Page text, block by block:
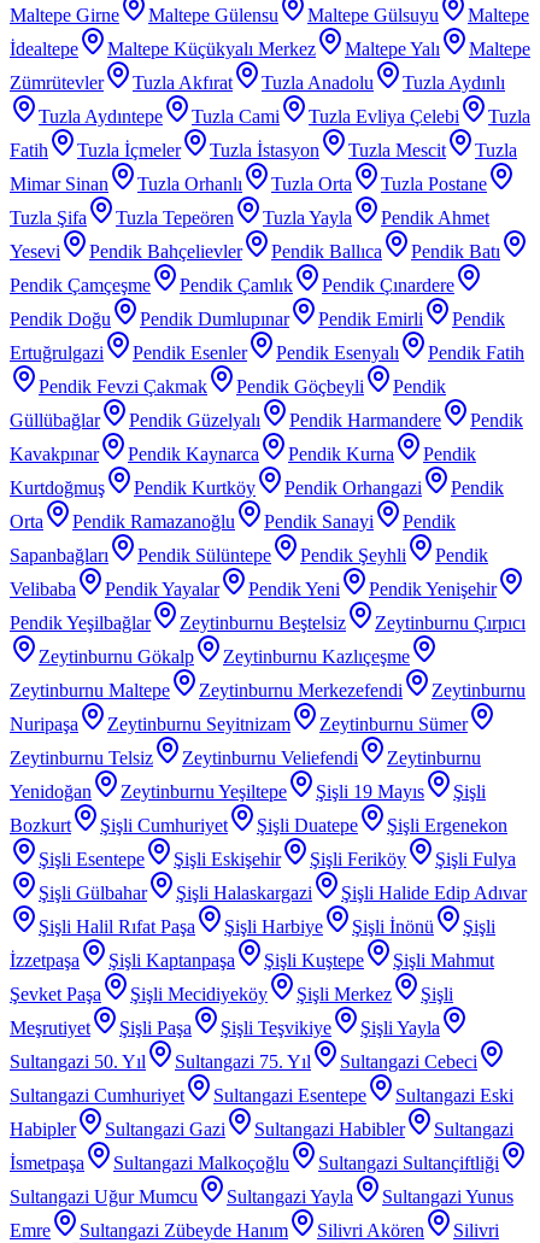
Maltepe Girne
Maltepe Gülensu Maltepe Gülsuyu
Maltepe
İdealtepe
Maltepe Küçükyalı Merkez Maltepe Yalı
Maltepe
Zümrütevler
Tuzla Akfırat Tuzla Anadolu
Tuzla Aydınlı
Tuzla Aydıntepe
Tuzla Cami Tuzla Evliya Çelebi
Tuzla
Fatih
Tuzla İçmeler Tuzla İstasyon Tuzla Mescit
Tuzla
Mimar Sinan
Tuzla Orhanlı Tuzla Orta
Tuzla Postane
Tuzla Şifa
Tuzla Tepeören Tuzla Yayla
Pendik Ahmet
Yesevi
Pendik Bahçelievler Pendik Ballıca
Pendik Batı
Pendik Çamçeşme
Pendik Çamlık
Pendik Çınardere
Pendik Doğu
Pendik Dumlupınar Pendik Emirli
Pendik
Ertuğrulgazi
Pendik Esenler Pendik Esenyalı
Pendik Fatih
Pendik Fevzi Çakmak
Pendik Göçbeyli
Pendik
Güllübağlar
Pendik Güzelyalı Pendik Harmandere
Pendik
Kavakpınar
Pendik Kaynarca Pendik Kurna
Pendik
Kurtdoğmuş
Pendik Kurtköy Pendik Orhangazi
Pendik
Orta
Pendik Ramazanoğlu Pendik Sanayi
Pendik
Sapanbağları
Pendik Sülüntepe Pendik Şeyhli
Pendik
Velibaba
Pendik Yayalar Pendik Yeni
Pendik Yenişehir
Pendik Yeşilbağlar
Zeytinburnu Beştelsiz
Zeytinburnu Çırpıcı
Zeytinburnu Gökalp
Zeytinburnu Kazlıçeşme
Zeytinburnu Maltepe
Zeytinburnu Merkezefendi
Zeytinburnu
Nuripaşa
Zeytinburnu Seyitnizam
Zeytinburnu Sümer
Zeytinburnu Telsiz
Zeytinburnu Veliefendi
Zeytinburnu
Yenidoğan
Zeytinburnu Yeşiltepe Şişli 19 Mayıs
Şişli
Bozkurt
Şişli Cumhuriyet Şişli Duatepe
Şişli Ergenekon
Şişli Esentepe
Şişli Eskişehir Şişli Feriköy
Şişli Fulya
Şişli Gülbahar
Şişli Halaskargazi
Şişli Halide Edip Adıvar
Şişli Halil Rıfat Paşa
Şişli Harbiye Şişli İnönü
Şişli
İzzetpaşa
Şişli Kaptanpaşa Şişli Kuştepe
Şişli Mahmut
Şevket Paşa
Şişli Mecidiyeköy Şişli Merkez
Şişli
Meşrutiyet
Şişli Paşa Şişli Teşvikiye
Şişli Yayla
Sultangazi 50. Yıl
Sultangazi 75. Yıl
Sultangazi Cebeci
Sultangazi Cumhuriyet
Sultangazi Esentepe
Sultangazi Eski
Habipler
Sultangazi Gazi Sultangazi Habibler
Sultangazi
İsmetpaşa
Sultangazi Malkoçoğlu
Sultangazi Sultançiftliği
Sultangazi Uğur Mumcu
Sultangazi Yayla
Sultangazi Yunus
Emre
Sultangazi Zübeyde Hanım Silivri Akören
Silivri